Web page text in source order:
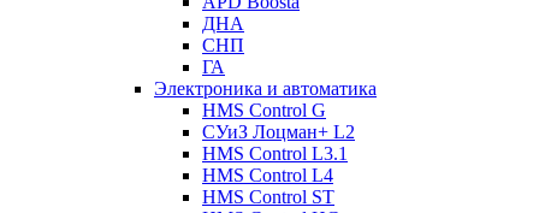
ДНА
СНП
ГА
Электроника и автоматика
HMS Control G
СУиЗ Лоцман+ L2
HMS Control L3.1
HMS Control L4
HMS Control ST